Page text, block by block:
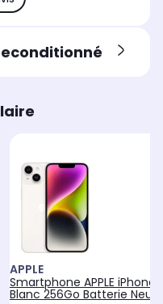
APPLE
Smartphone APPLE iPhone
Blanc 256Go Batterie